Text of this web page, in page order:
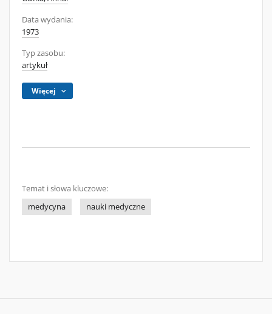
Data wydania:
1973
Typ zasobu:
artykuł
Więcej
Temat i słowa kluczowe:
medycyna
nauki medyczne